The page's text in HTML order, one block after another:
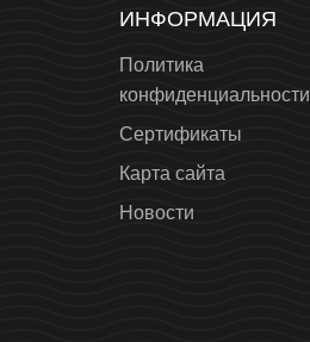
ИНФОРМАЦИЯ
Политика
конфиденциальности
Сертификаты
Карта сайта
Новости